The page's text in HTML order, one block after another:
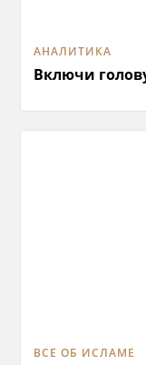
АНАЛИТИКА
Включи
ВСЕ ОБ ИСЛАМЕ